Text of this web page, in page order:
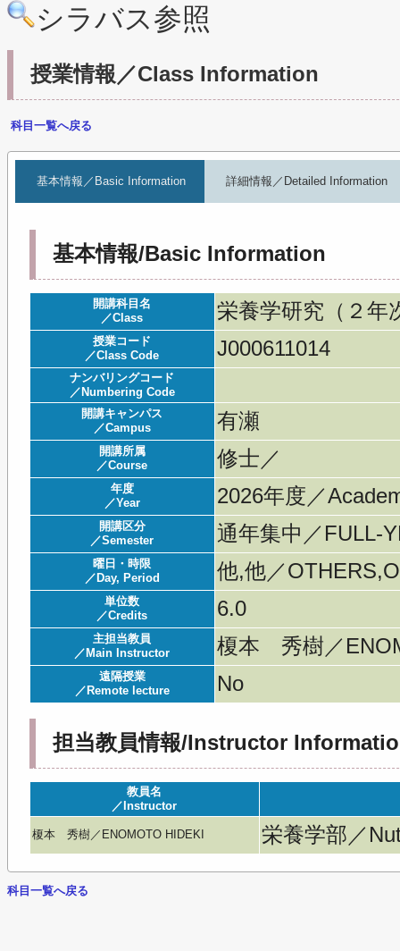
シラバス参照
授業情報／Class Information
科目一覧へ戻る
基本情報／Basic Information 詳細情報／Detailed Information
基本情報/Basic Information
開講科目名
／Class
栄養学研究（２年
授業コード
／Class Code
J000611014
ナンバリングコード
／Numbering Code
開講キャンパス
／Campus
有瀬
開講所属
／Course
修士／
年度
／Year
2026年度／
開講区分
／Semester
通年集中／FULL-
曜日・時限
／Day, Period
他,他／
単位数
／Credits
6.0
主担当教員
／Main Instructor
榎本 秀樹／
遠隔授業
／Remote lecture
No
担当教員情報/Instructor
教員名
／Instructor
榎本 秀樹／ENOMOTO HIDEKI 栄養学部／
科目一覧へ戻る